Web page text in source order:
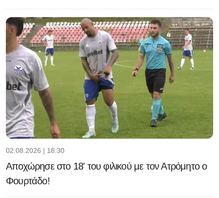
02.08.2026 | 18:30
Αποχώρησε στο 18' του φιλικού με τον Ατρόμητο ο
Φουρτάδο!